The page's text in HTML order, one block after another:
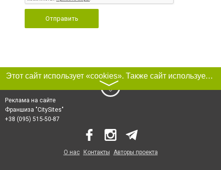
Отправить
Этот сайт использует «cookies». Также сайт использует интернет-сервис для сбора технических данных касательно посетителей с целью получения маркетинговой и статистической информации. Условия обработки данных посетителей сайта см.
〉
Реклама на сайте
Франшиза "CitySites"
+38 (095) 515-50-87
О нас Контакты Авторы проекта